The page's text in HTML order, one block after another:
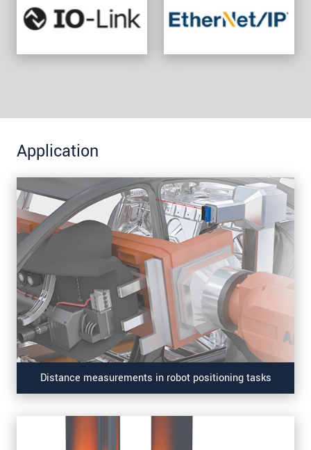
Application
Distance measurements in robot positioning tasks